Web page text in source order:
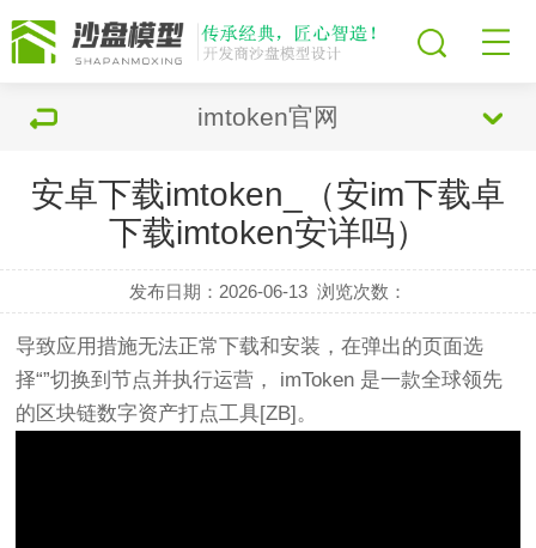
imtoken官网
安卓下载imtoken_（安im下载卓
下载imtoken安详吗）
发布日期：2026-06-13 浏览次数：
导致应用措施无法正常下载和安装，在弹出的页面选
择“”切换到节点并执行运营， imToken 是一款全球领先
的区块链数字资产打点工具[ZB]。